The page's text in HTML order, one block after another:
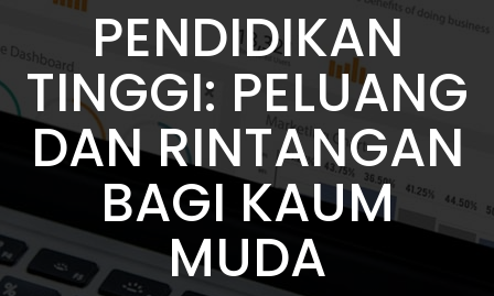
PENDIDIKAN
TINGGI: PELUANG
DAN RINTANGAN
BAGI KAUM
MUDA